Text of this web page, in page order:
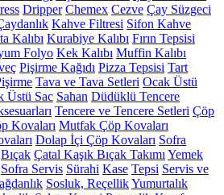
Dripper Chemex Cezve Çay Süzgeci
Kahve Filtresi Sifon Kahve
Kalıbı Kurabiye Kalıbı Fırın Tepsisi
Folyo Kek Kalıbı Muffin Kalıbı
Pişirme Kağıdı Pizza Tepsisi Tart
Tava ve Tava Setleri Ocak Üstü
Üstü Sac Sahan Düdüklü Tencere
Tencere ve Tencere Setleri Çöp
Kovaları Mutfak Çöp Kovaları
Dolap İçi Çöp Kovaları Sofra
Çatal Kaşık Bıçak Takımı Yemek
Sofra Servis Sürahi Kase Tepsi Servis ve
Sosluk, ReçellikYumurtalık